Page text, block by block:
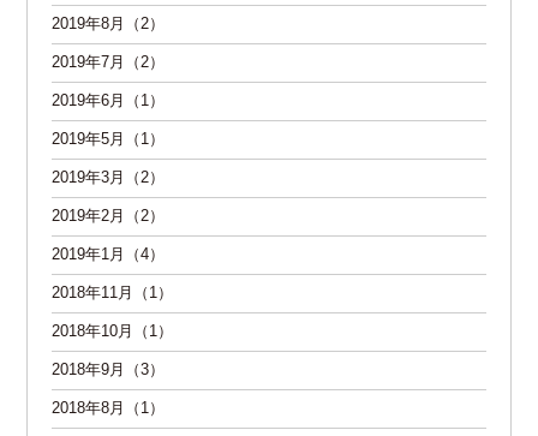
2019年8月（2）
2019年7月（2）
2019年6月（1）
2019年5月（1）
2019年3月（2）
2019年2月（2）
2019年1月（4）
2018年11月（1）
2018年10月（1）
2018年9月（3）
2018年8月（1）